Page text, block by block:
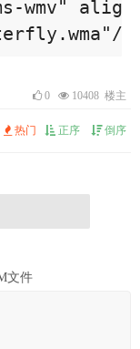
wmv"
>
0 10408 楼主
热门 正序 倒序
文件